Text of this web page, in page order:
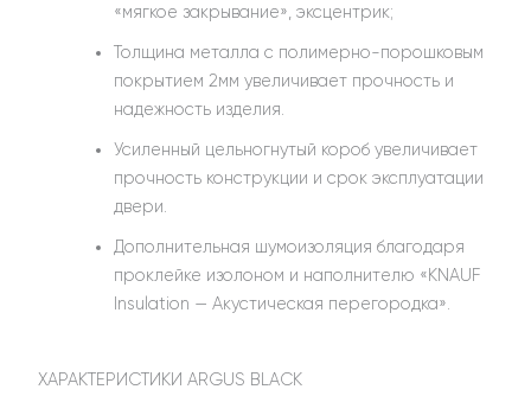
«мягкое закрывание», эксцентрик;
Толщина металла с полимерно-порошковым
покрытием 2мм увеличивает прочность и
надежность изделия.
Усиленный цельногнутый короб увеличивает
прочность конструкции и срок эксплуатации
двери.
Дополнительная шумоизоляция благодаря
проклейке изолоном и наполнителю «KNAUF
Insulation — Акустическая перегородка».
ХАРАКТЕРИСТИКИ ARGUS BLACK